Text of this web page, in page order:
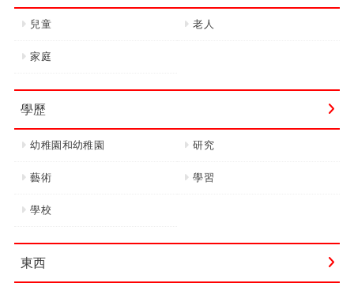
兒童 老人
家庭
學歷
幼稚園和幼稚園 研究
藝術 學習
學校
東西